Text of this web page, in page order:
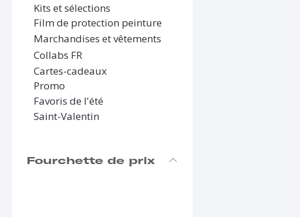
Kits et sélections
Film de protection peinture
Marchandises et vêtements
Collabs FR
Cartes-cadeaux
Promo
Favoris de l'été
Saint-Valentin
Fourchette de prix